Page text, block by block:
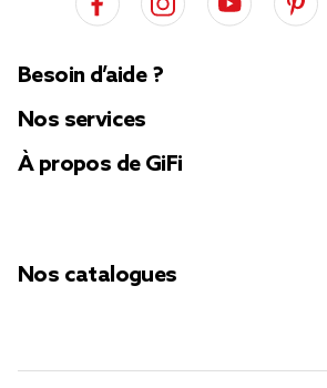
Besoin d’aide ?
Nos services
À propos de GiFi
Nos catalogues